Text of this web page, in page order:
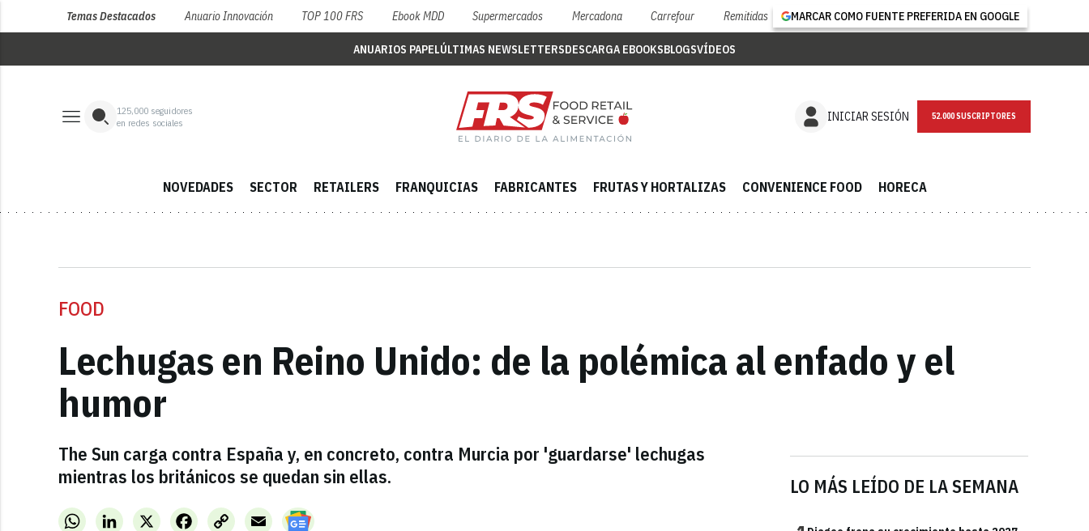
Temas Destacados Anuario Innovación TOP 100 FRS Ebook MDD Supermercados Mercadona Carrefour Remitidas MARCAR COMO FUENTE PREFERIDA EN GOOGLE
ANUARIOS PAPELÚLTIMAS NEWSLETTERSDESCARGA EBOOKSBLOGSVÍDEOS
125,000 seguidores
en redes sociales
INICIAR SESIÓN NEWSLETTER
NOVEDADES SECTOR RETAILERS FRANQUICIAS FABRICANTES FRUTAS Y HORTALIZAS CONVENIENCE FOOD HORECA
FOOD
Lechugas en Reino Unido: de la polémica al enfado y el
humor
The Sun carga contra España y, en concreto, contra Murcia por 'guardarse' lechugas
mientras los británicos se quedan sin ellas.
WhatsAppLinkedInX FacebookCopy
Email
LO MÁS LEÍDO DE LA SEMANA